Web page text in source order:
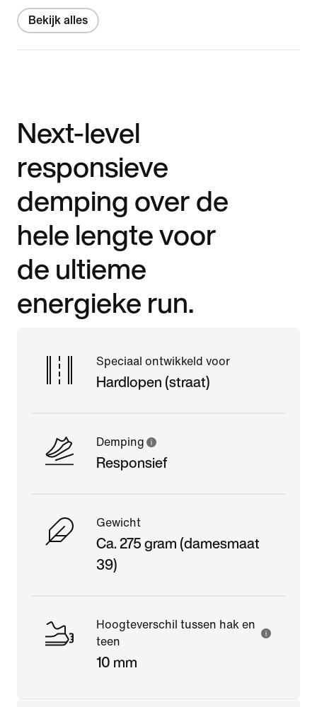
Bekijk alles
Next-level
responsieve
demping over de
hele lengte voor
de ultieme
energieke run.
Speciaal ontwikkeld voor
Hardlopen (straat)
Demping
Responsief
Gewicht
Ca. 275 gram (damesmaat
39)
Hoogteverschil tussen hak en
teen
10 mm